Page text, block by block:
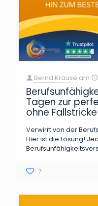
Bernd Krause am
Tagen zur
ohne
Verwirrt von der
Hier ist die Lösung!
7